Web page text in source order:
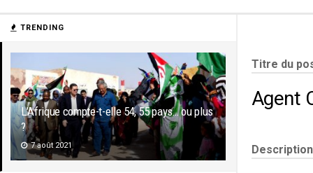
TRENDING
L’Afrique compte-t-elle 54, 55 pays… ou plus
?
7 août 2021
Titre du
Agent
Description